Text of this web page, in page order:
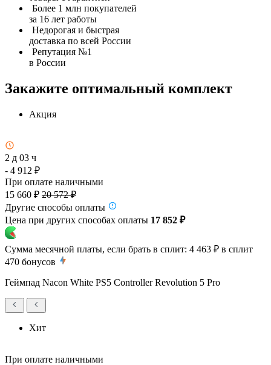
Более 1 млн покупателей
за 16 лет работы
Недорогая и быстрая
доставка по всей России
Репутация №1
в России
Закажите оптимальный комплект
Акция
2 д 03 ч
- 4 912 ₽
При оплате наличными
15 660 ₽ 20 572 ₽
Другие способы оплаты
Цена при других способах оплаты 17 852 ₽
Сумма месячной платы, если брать в сплит: 4 463 ₽ в сплит
470 бонусов
Геймпад Nacon White PS5 Controller Revolution 5 Pro
Хит
При оплате наличными